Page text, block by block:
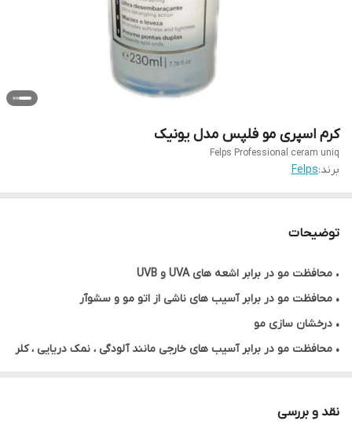
کرم اسپری مو فلپس مدل یونیک
Felps Professional ceram uniq
برند:Felps
توضیحات
• محافظت مو در برابر اشعه های UVA و UVB
• محافظت مو در برابر آسیب های ناشی از اتو مو و سشوآر
• درخشان سازی مو
• محافظت مو در برابر آسیب های خارجی مانندآلودگی ، نمک دریایی ، کلر
• لختی و سنگینی مو
نقد و بررسی